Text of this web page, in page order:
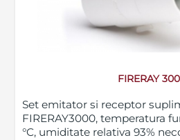
FIRERAY
Set emitator si receptor
FIRERAY3000, temperatura
°C, umiditate relativa 93%